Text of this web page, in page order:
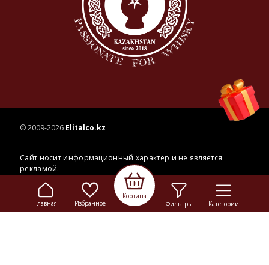
Главная Избранное
Корзина
Фильтры
Категории
© 2009-2026
Сайт носит информационный характер и не является
рекламой.